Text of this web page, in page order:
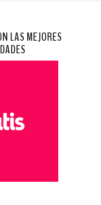
LAS MEJORES